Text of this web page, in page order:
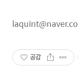
laquint@naver.co
공감